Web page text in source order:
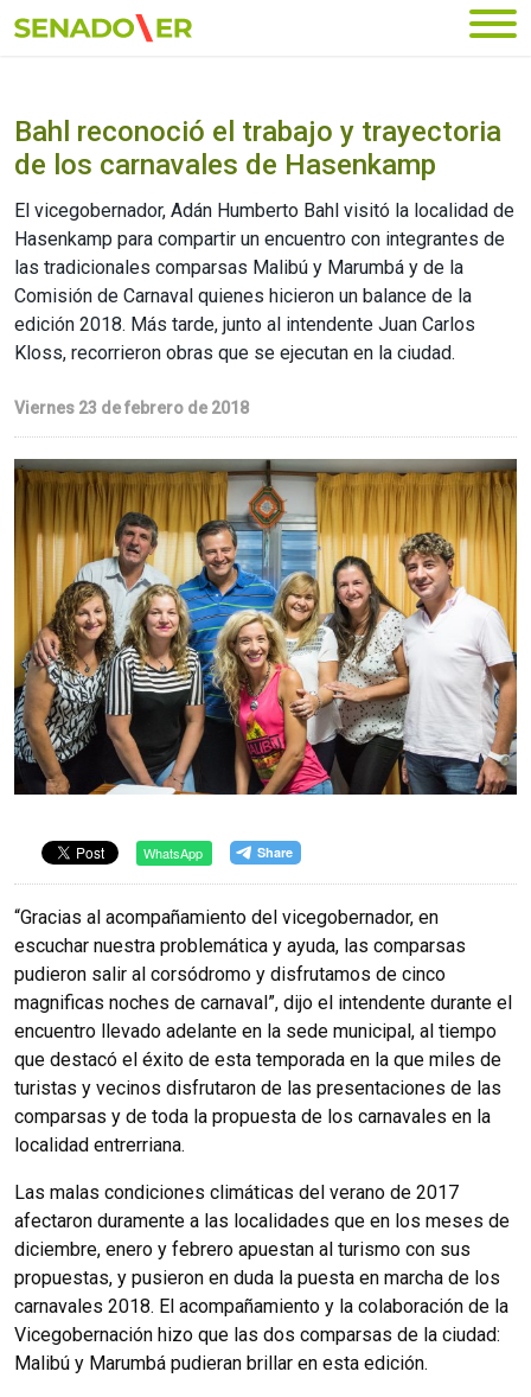
Ir al menú principal
Bahl reconoció el trabajo y trayectoria
de los carnavales de Hasenkamp
El vicegobernador, Adán Humberto Bahl visitó la localidad de
Hasenkamp para compartir un encuentro con integrantes de
las tradicionales comparsas Malibú y Marumbá y de la
Comisión de Carnaval quienes hicieron un balance de la
edición 2018. Más tarde, junto al intendente Juan Carlos
Kloss, recorrieron obras que se ejecutan en la ciudad.
Viernes 23 de febrero de 2018
WhatsApp
“Gracias al acompañamiento del vicegobernador, en
escuchar nuestra problemática y ayuda, las comparsas
pudieron salir al corsódromo y disfrutamos de cinco
magnificas noches de carnaval”, dijo el intendente durante el
encuentro llevado adelante en la sede municipal, al tiempo
que destacó el éxito de esta temporada en la que miles de
turistas y vecinos disfrutaron de las presentaciones de las
comparsas y de toda la propuesta de los carnavales en la
localidad entrerriana.
Las malas condiciones climáticas del verano de 2017
afectaron duramente a las localidades que en los meses de
diciembre, enero y febrero apuestan al turismo con sus
propuestas, y pusieron en duda la puesta en marcha de los
carnavales 2018. El acompañamiento y la colaboración de la
Vicegobernación hizo que las dos comparsas de la ciudad:
Malibú y Marumbá pudieran brillar en esta edición.